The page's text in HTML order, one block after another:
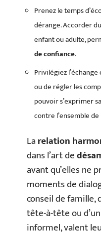
Prenez le temps
dérange. Accorder
enfant ou adulte,
de confiance.
Privilégiez
ou de régler les
pouvoir s’exprimer
contre l’ensemble de
Larelation
dans l’art de
avant qu’elles ne
moments de
conseil de famille,
tête-à-tête ou
informel, valent